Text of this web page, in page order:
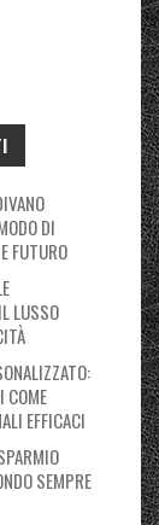
DI
FUTURO
LUSSO
COME
EFFICACI
SEMPRE